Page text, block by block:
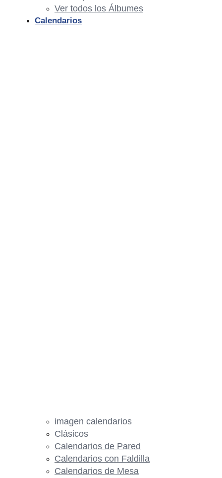
Ver todos los Álbumes
Calendarios
imagen calendarios
Clásicos
Calendarios de Pared
Calendarios con Faldilla
Calendarios de Mesa